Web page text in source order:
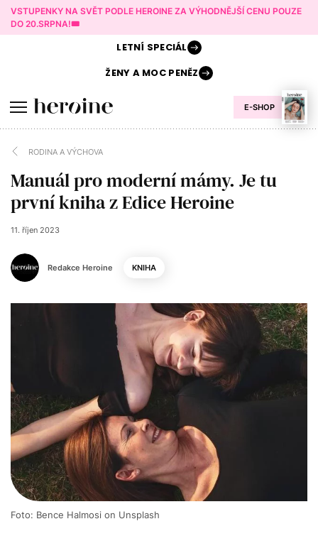
VSTUPENKY NA SVĚT PODLE HEROINE ZA VÝHODNĚJŠÍ CENU POUZE
DO 20.SRPNA!🎟️
E-SHOP
LETNÍ SPECIÁL
ŽENY AMOC PENĚZ
RODINA A VÝCHOVA
Manuál pro moderní mámy. Je tu
první kniha z Edice Heroine
Redakce Heroine
11. říjen 2023
KNIHA
Foto: Bence Halmosi on Unsplash